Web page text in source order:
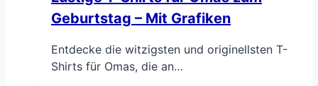
Geburtstag – Mit Grafiken
Entdecke die witzigsten und originellsten T-
Shirts für Omas, die an…